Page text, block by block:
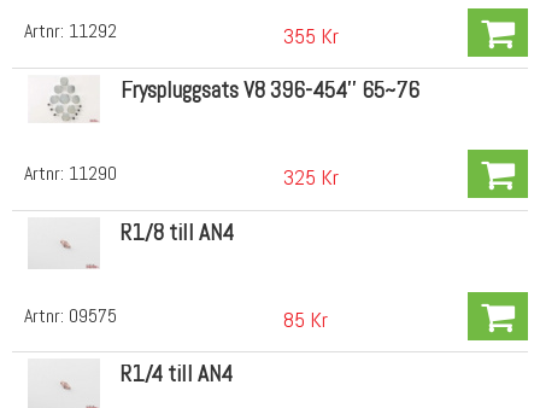
Artnr: 11292 355 Kr
Artnr: 11290
Fryspluggsats V8 396-454'' 65~76
325 Kr
Artnr: 09575
R1/8 till AN4
85 Kr
R1/4 till AN4